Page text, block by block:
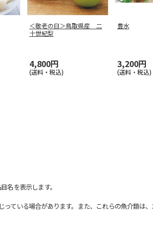
＜敬老の日＞鳥取県産 二
十世紀梨
4,800円
(送料・税込)
豊水
3,200円
(送料・税込)
名を表示します。
いる場合があります。また、これらの魚介類は、